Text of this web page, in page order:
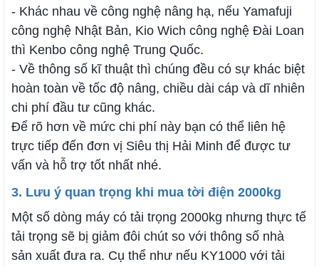
- Khác nhau về công nghệ nâng hạ, nếu Yamafuji
công nghệ Nhật Bản, Kio Wich công nghệ Đài Loan
thì Kenbo công nghệ Trung Quốc.
- Về thông số kĩ thuật thì chúng đều có sự khác biệt
hoàn toàn về tốc độ nâng, chiều dài cáp và dĩ nhiên
chi phí đầu tư cũng khác.
Để rõ hơn về mức chi phí này bạn có thể liên hệ
trực tiếp đến đơn vị Siêu thị Hải Minh để được tư
vấn và hỗ trợ tốt nhất nhé.
3. Lưu ý quan trọng khi mua tời điện 2000kg
Một số dòng máy có tải trọng 2000kg nhưng thực tế
tải trọng sẽ bị giảm đôi chút so với thông số nhà
sản xuất đưa ra. Cụ thể như nếu KY1000 với tải